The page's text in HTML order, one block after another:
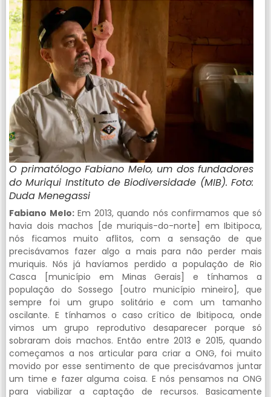
O primatólogo Fabiano Melo, um dos fundadores
do Muriqui Instituto de Biodiversidade (MIB). Foto:
Duda Menegassi
Fabiano Melo:Em 2013, quando nós confirmamos que só
havia dois machos [de muriquis-do-norte] em Ibitipoca,
nós ficamos muito aflitos, com a sensação de que
precisávamos fazer algo a mais para não perder mais
muriquis. Nós já havíamos perdido a população de Rio
Casca [município em Minas Gerais] e tínhamos a
população do Sossego [outro município mineiro], que
sempre foi um grupo solitário e com um tamanho
oscilante. E tínhamos o caso crítico de Ibitipoca, onde
vimos um grupo reprodutivo desaparecer porque só
sobraram dois machos. Então entre 2013 e 2015, quando
começamos a nos articular para criar a ONG, foi muito
movido por esse sentimento de que precisávamos juntar
um time e fazer alguma coisa. E nós pensamos na ONG
para viabilizar a captação de recursos. Basicamente